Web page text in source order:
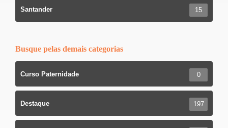
Santander 15
Busque pelas demais categorias
Curso Paternidade 0
Destaque 197